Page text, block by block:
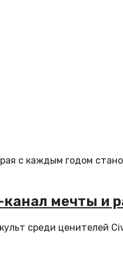
с каждым годом
мечты и
среди ценителей